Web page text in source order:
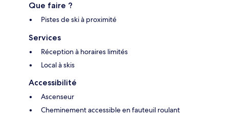
Que faire ?
Pistes de ski à proximité
Services
Réception à horaires limités
Local à skis
Accessibilité
Ascenseur
Cheminement accessible en fauteuil roulant